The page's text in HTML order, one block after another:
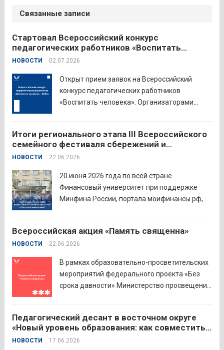
Связанные записи
Стартовал Всероссийский конкурс
педагогических работников «Воспитать
человека – 2026»
НОВОСТИ 02.07.2026
Открыт прием заявок на Всероссийский
конкурс педагогических работников
«Воспитать человека». Организаторами
Институт изучения детства, семьи и
воспитания и Российский детско-юношеский
центр. Прием заявок пройдет до 26 июля
включительно. Участниками конкурса могут
стать педагоги детских...
Итоги регионального этапа III Всероссийского
семейного фестиваля сбережений и
инвестиций
НОВОСТИ 22.06.2026
20 июня 2026 года по всей стране
Финансовый университет при поддержке
Минфина России, портала моифинансы.рф,
семейного фестиваля сбережений и
инвестиций. В Курганской области
филиал Финуниверситета. 16 семей-
победителей... Читать дальше
Всероссийская акция «Память священна»
НОВОСТИ 22.06.2026
В рамках образовательно-просветительских
мероприятий федерального проекта «Без
срока давности» Министерство просвещения
проводят всероссийскую акцию «Память
священна». 22 июня 2026 года Россия
отмечает 85-ю годовщину начала Великой
Педагогический десант в восточном округе
«Новый уровень образования: как совместить
качество и эффективность»
НОВОСТИ 17.06.2026